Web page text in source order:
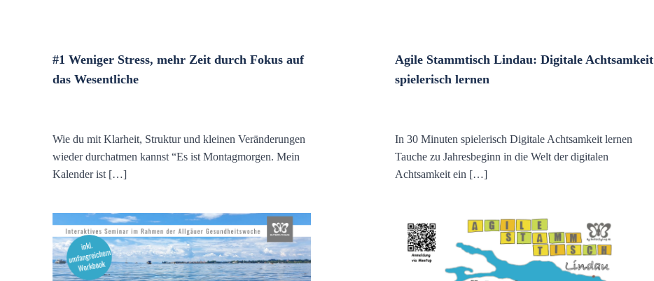
#1 Weniger Stress, mehr Zeit durch Fokus auf
das Wesentliche
Wie du mit Klarheit, Struktur und kleinen Veränderungen
wieder durchatmen kannst “Es ist Montagmorgen. Mein
Kalender ist […]
Agile Stammtisch Lindau: Digitale Achtsamkeit
spielerisch lernen
In 30 Minuten spielerisch Digitale Achtsamkeit lernen
Tauche zu Jahresbeginn in die Welt der digitalen
Achtsamkeit ein […]